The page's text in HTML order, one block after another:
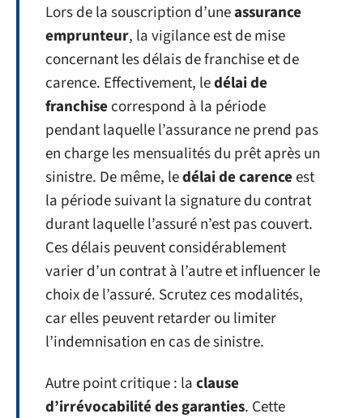
Lors de la souscription d’uneassurance
emprunteur, la vigilance est de mise
concernant les délais de franchise et de
carence. Effectivement, ledélai de
franchise correspond à la période
pendant laquelle l’assurance ne prend pas
en charge les mensualités du prêt après un
sinistre. De même, ledélai de carenceest
la période suivant la signature du contrat
durant laquelle l’assuré n’est pas couvert.
Ces délais peuvent considérablement
varier d’un contrat à l’autre et influencer le
choix de l’assuré. Scrutez ces modalités,
car elles peuvent retarder ou limiter
l’indemnisation en cas de sinistre.
Autre point critique : laclause
d’irrévocabilité des garanties. Cette